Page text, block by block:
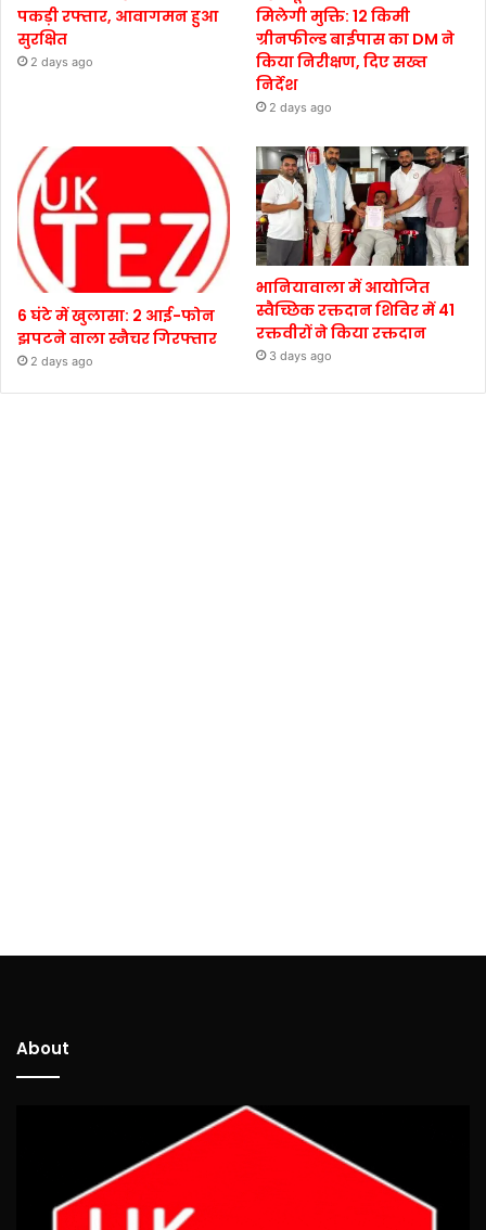
पकड़ी रफ्तार, आवागमन हुआ
सुरक्षित
2 days ago
मिलेगी मुक्ति: 12 किमी
ग्रीनफील्ड बाईपास का DM ने
किया निरीक्षण, दिए सख्त
निर्देश
2 days ago
6 घंटे में खुलासा: 2 आई-फोन
झपटने वाला स्नैचर गिरफ्तार
2 days ago
भानियावाला में आयोजित
स्वैच्छिक रक्तदान शिविर में 41
रक्तवीरों ने किया रक्तदान
3 days ago
About